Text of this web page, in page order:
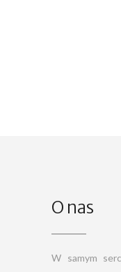
O nas
W samym